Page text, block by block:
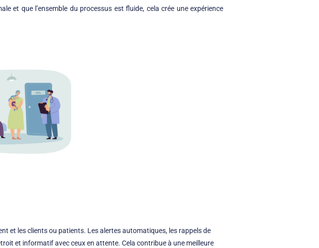
et que l’ensemble du processus est fluide, cela crée une expérience
et les clients ou patients. Les alertes automatiques, les rappels de
et informatif avec ceux en attente. Cela contribue à une meilleure